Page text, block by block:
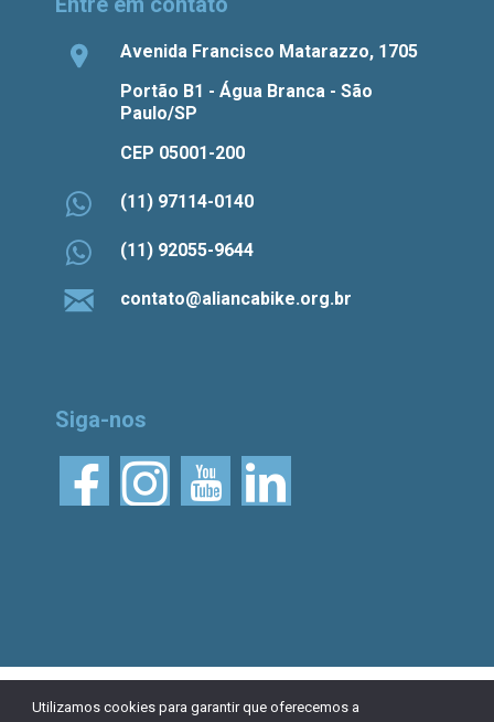
Avenida Francisco Matarazzo, 1705
Portão B1 - Água Branca - São
Paulo/SP
CEP 05001-200
(11) 97114-0140
(11) 92055-9644
contato@aliancabike.org.br
Siga-nos
© 2026 Aliança Bike.
Esta obra está licenciada
Utilizamos cookies para garantir que oferecemos a